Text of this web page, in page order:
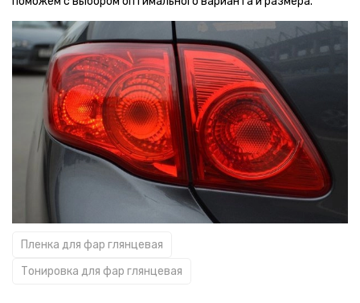
Пленка для фар глянцевая
Тонировка для фар глянцевая